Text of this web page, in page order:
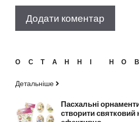
ОСТАННІ
Детальніше
Пасхальні
створити святковий